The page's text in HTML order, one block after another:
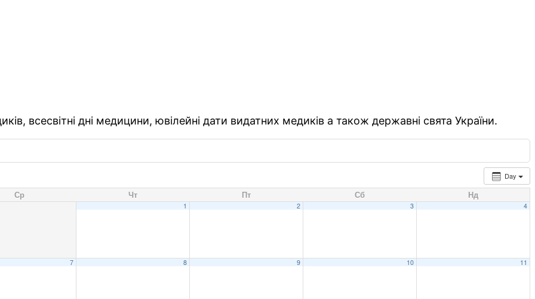
всесвітні дні медицини, ювілейні дати видатних медиків а також державні свята України.
Day
Ср Чт Пт Сб Нд
1 2 3 4
7 8 9 10 11